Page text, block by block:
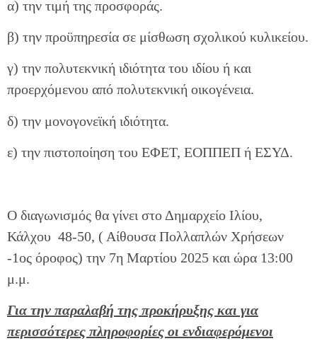
α) την τιμή της προσφοράς.
β) την προϋπηρεσία σε μίσθωση σχολικού κυλικείου.
γ) την πολυτεκνική ιδιότητα του ιδίου ή και
προερχόμενου από πολυτεκνική οικογένεια.
δ) την μονογονεϊκή ιδιότητα.
ε) την πιστοποίηση του ΕΦΕΤ, ΕΟΠΠΕΠ ή ΕΣΥΔ.
Ο διαγωνισμός θα γίνει στο Δημαρχείο Ιλίου,
Κάλχου 48-50, ( Αίθουσα Πολλαπλών Χρήσεων
-1ος όροφος) την 7η Μαρτίου 2025 και ώρα 13:00
μ.μ.
Για την παραλαβή της προκήρυξης και για
περισσότερες πληροφορίες οι ενδιαφερόμενοι